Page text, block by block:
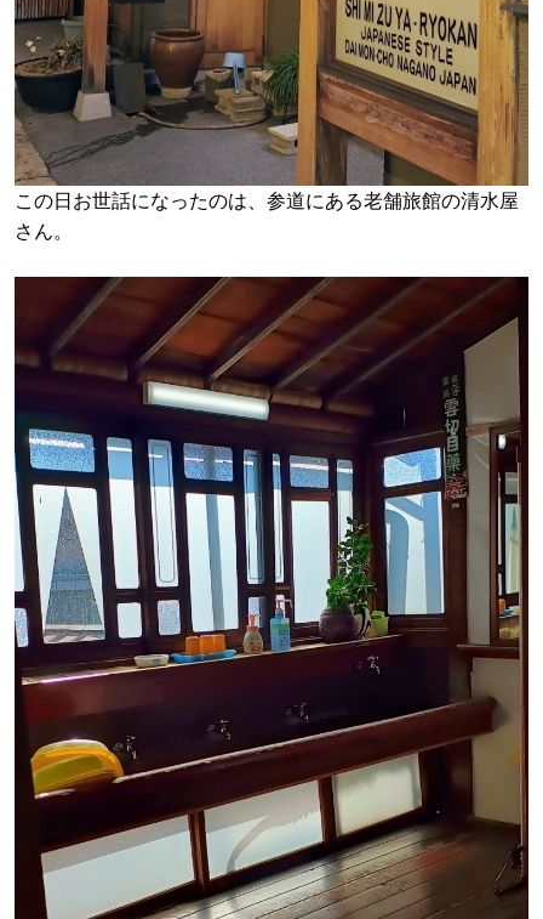
この日お世話になったのは、参道にある老舗旅館の清水屋
さん。